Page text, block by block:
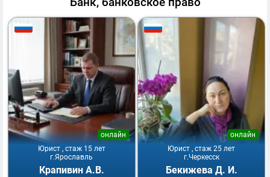
Юрист , стаж 15 лет
онлайн
г.Ярославль
Крапивин А.В.
Юрист , стаж 25 лет
онлайн
г.Черкесск
Бекижева Д. И.